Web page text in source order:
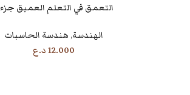
قراءة المزيدالتعمق في التعلم العميق جزء 2
الهندسة, هندسة الحاسبات
12.000د.ع